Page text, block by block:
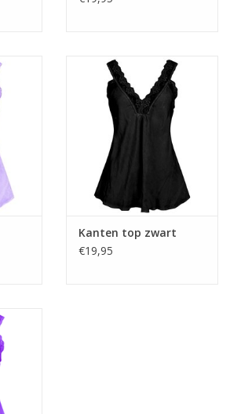
Kanten top zwart
€19,95